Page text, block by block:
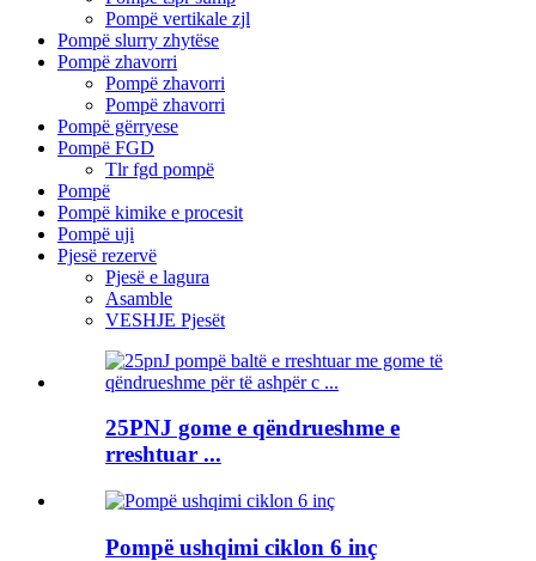
Pompë vertikale zjl
Pompë slurry zhytëse
Pompë zhavorri
Pompë zhavorri
Pompë zhavorri
Pompë gërryese
Pompë FGD
Tlr fgd pompë
Pompë
Pompë kimike e procesit
Pompë uji
Pjesë rezervë
Pjesë e lagura
Asamble
VESHJE Pjesët
25PNJ gome e qëndrueshme e
rreshtuar ...
Pompë ushqimi ciklon 6 inç